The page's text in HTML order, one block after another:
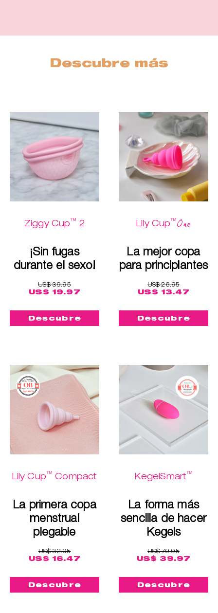
Descubre más
Ziggy Cup™ 2
¡Sin fugas
durante el sexo!
US$ 39.95
US$ 19.97
Descubre
Lily Cup™One
La mejor copa
para principiantes
US$ 26.95
US$ 13.47
Descubre
Lily Cup™ Compact
La primera copa
menstrual
plegable
US$ 32.95
US$ 16.47
Descubre
KegelSmart™
La forma más
sencilla de hacer
Kegels
US$ 79.95
US$ 39.97
Descubre